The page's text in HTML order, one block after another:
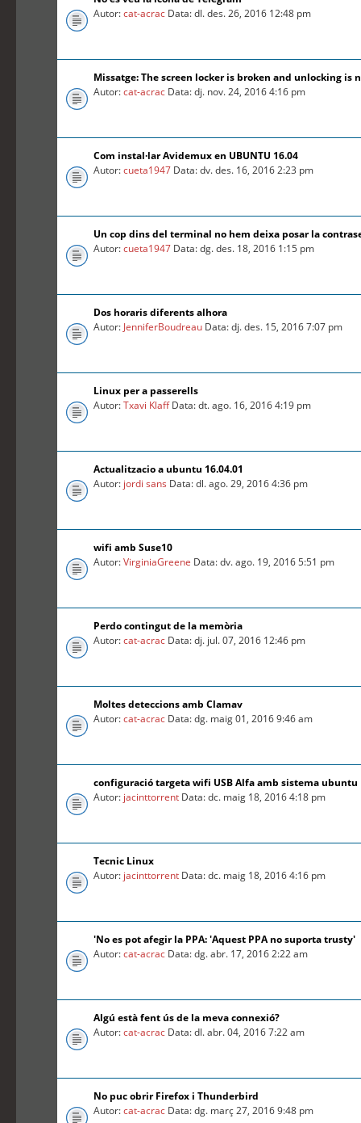
Autor:cat-acrac Data: dl. des. 26, 2016 12:48 pm
Missatge: The screen locker is broken and unlocking is
Autor:cat-acrac Data: dj. nov. 24, 2016 4:16 pm
Com instal·lar Avidemux en UBUNTU 16.04
Autor:cueta1947 Data: dv. des. 16, 2016 2:23 pm
Un cop dins del terminal no hem deixa posar la
Autor:cueta1947 Data: dg. des. 18, 2016 1:15 pm
Dos horaris diferents alhora
Autor: JenniferBoudreau Data: dj. des. 15, 2016 7:07 pm
Linux per a passerells
Autor:Txavi KlaffData: dt. ago. 16, 2016 4:19 pm
Actualitzacio a ubuntu 16.04.01
Autor: jordi sans Data: dl. ago. 29, 2016 4:36 pm
wifi amb Suse10
Autor:VirginiaGreene Data: dv. ago. 19, 2016 5:51 pm
Perdo contingut de la memòria
Autor:cat-acrac Data: dj. jul. 07, 2016 12:46 pm
Moltes deteccions amb Clamav
Autor:cat-acrac Data: dg. maig 01, 2016 9:46 am
configuració targeta wifi USB Alfa amb sistema ubuntu
Autor: jacinttorrent Data: dc. maig 18, 2016 4:18 pm
Tecnic Linux
Autor: jacinttorrent Data: dc. maig 18, 2016 4:16 pm
'No es pot afegir la PPA: 'Aquest PPA no suporta trusty'
Autor:cat-acrac Data: dg. abr. 17, 2016 2:22 am
Algú està fent ús de la meva connexió?
Autor:cat-acrac Data: dl. abr. 04, 2016 7:22 am
No puc obrir Firefox i Thunderbird
Autor:cat-acrac Data: dg. març 27, 2016 9:48 pm